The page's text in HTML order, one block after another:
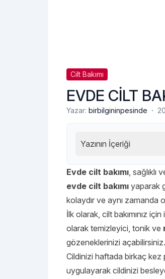
Cilt Bakımı
EVDE CİLT
Yazar: birbilgininpesinde ·
Yazının İçeriği
Evde cilt bakımı, sağlıklı
evde cilt bakımı yaparak
kolaydır ve aynı zamanda
İlk olarak, cilt bakımınız
olarak temizleyici, tonik ve
gözeneklerinizi
Cildinizi haftada birkaç kez
uygulayarak cildinizi